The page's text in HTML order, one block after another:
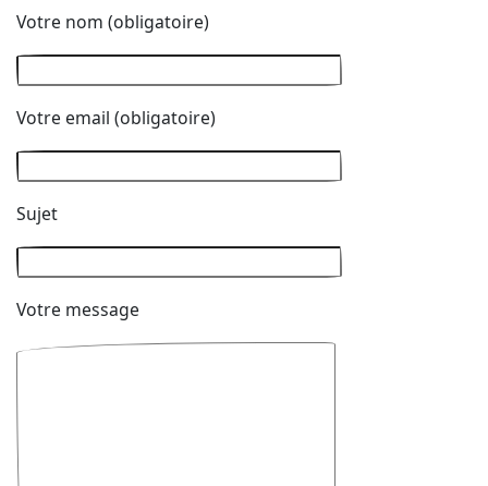
Votre nom (obligatoire)
Votre email (obligatoire)
Sujet
Votre message